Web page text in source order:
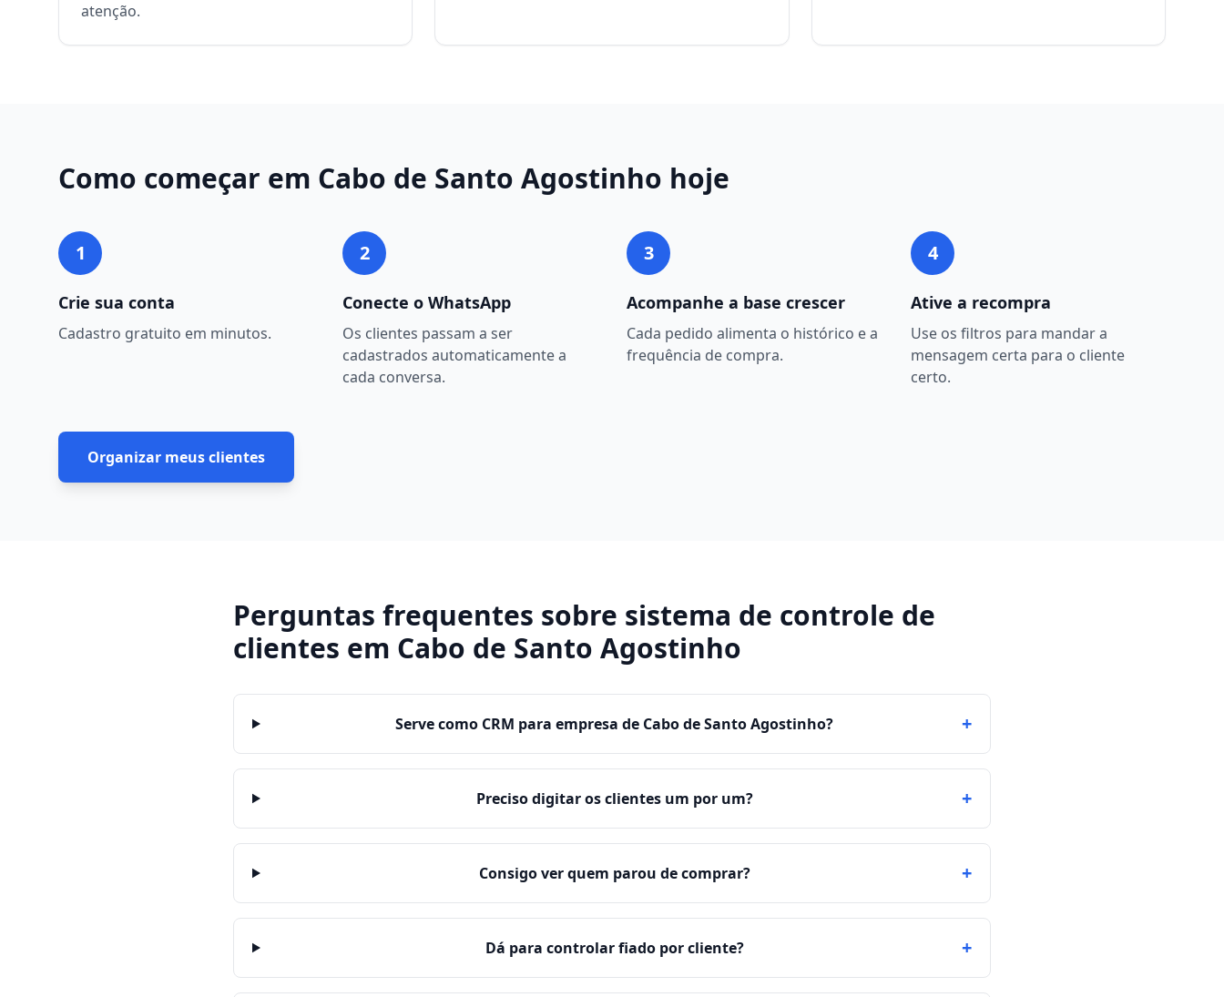
atenção.
Como começar em Cabo de Santo Agostinho hoje
1
Crie sua conta
Cadastro gratuito em minutos.
2
Conecte o WhatsApp
Os clientes passam a ser
cadastrados automaticamente a
cada conversa.
3
Acompanhe a base crescer
Cada pedido alimenta o histórico e a
frequência de compra.
4
Ative a recompra
Use os filtros para mandar a
mensagem certa para o cliente
certo.
Organizar meus clientes
Perguntas frequentes sobre sistema de controle de
clientes em Cabo de Santo Agostinho
Serve como CRM para empresa de Cabo de Santo Agostinho? +
Preciso digitar os clientes um por um? +
Consigo ver quem parou de comprar? +
Dá para controlar fiado por cliente? +